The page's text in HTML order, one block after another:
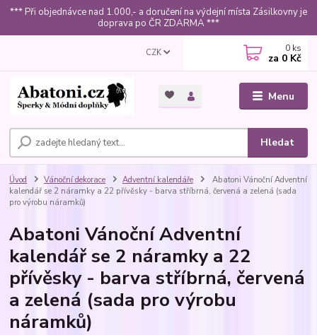
*** Při objednávce nad 1.000,- a doručení na výdejní místa Zásilkovny je
doprava po ČR ZDARMA ***
Menu
CZK
Hledat
0 ks
za 0 Kč
Úvod Vánoční dekorace Adventní kalendáře
Abatoni Vánoční Adventní
kalendář se 2 náramky a 22 přívěsky - barva stříbrná, červená a zelená (sada
pro výrobu náramků)
Abatoni Vánoční Adventní
kalendář se 2 náramky a 22
přívěsky - barva stříbrná, červená
a zelená (sada pro výrobu
náramků)